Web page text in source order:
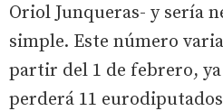
Oriol Junqueras- y sería
simple. Este número
partir del 1 de febrero,
perderá 11